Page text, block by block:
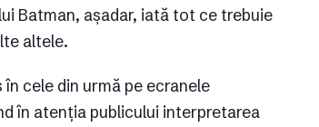
Batman, așadar, iată tot ce trebuie
altele.
în cele din urmă pe ecranele
în atenția publicului interpretarea